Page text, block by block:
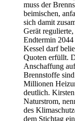
muss der
beimischen,
sich damit
Gerät
Endtermin
Kessel darf
Quoten erfüllt.
Anschaffung
Brennstoffe
Millionen
deutlich.
Naturstrom,
des
dem Stichtag